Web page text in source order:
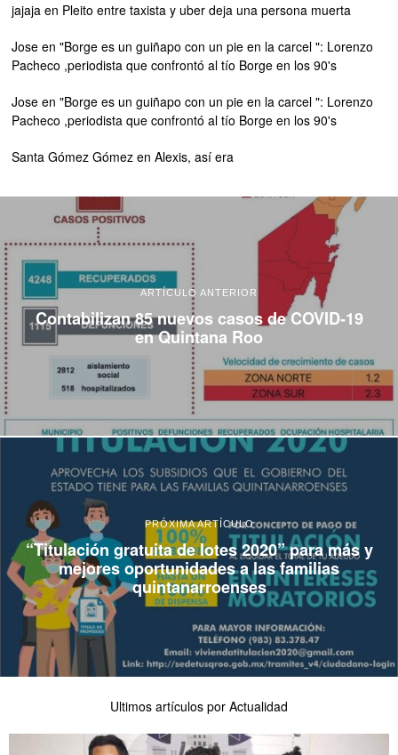
jajaja en Pleito entre taxista y uber deja una persona muerta
Jose en"Borge es un guiñapo con un pie en la carcel ": Lorenzo
Pacheco ,periodista que confrontó al tío Borge en los 90's
Jose en"Borge es un guiñapo con un pie en la carcel ": Lorenzo
Pacheco ,periodista que confrontó al tío Borge en los 90's
Santa Gómez Gómez enAlexis, así era
ARTÍCULO ANTERIOR
Contabilizan 85 nuevos casos de COVID-19
en Quintana Roo
PRÓXIMA ARTÍCULO
“Titulación gratuita de lotes 2020” para más y
mejores oportunidades a las familias
quintanarroenses
Ultimos artículos por Actualidad